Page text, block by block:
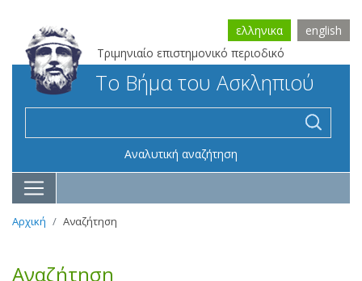
Τριμηνιαίο επιστημονικό περιοδικό
ελληνικα english
Το Βήμα του Ασκληπιού
Αναλυτική αναζήτηση
Αρχική Αναζήτηση
Αναζήτηση